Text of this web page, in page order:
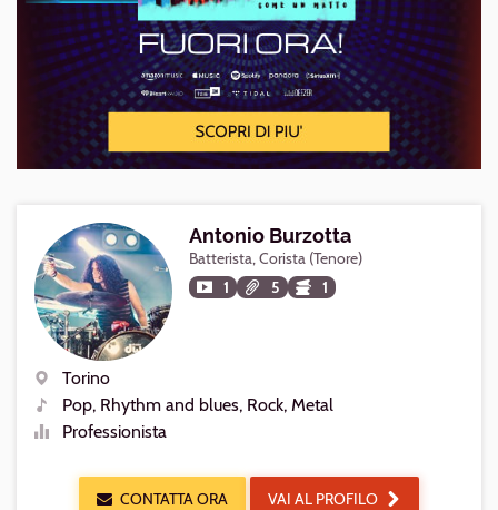
Antonio Burzotta
Batterista, Corista (Tenore)
1
5 1
Luogo
Torino
Generi
Pop, Rhythm and blues, Rock, Metal
Professionista
CONTATTA ORA VAI AL PROFILO